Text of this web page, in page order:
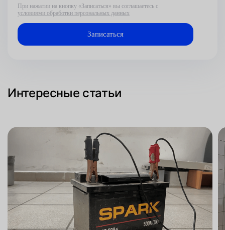
При нажатии на кнопку «Записаться» вы соглашаетесь с
условиями обработки персональных данных
Интересные статьи